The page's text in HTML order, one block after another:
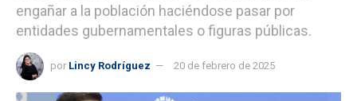
engañar a la población haciéndose pasar por
entidades gubernamentales o figuras públicas.
por Lincy Rodríguez 20 de febrero de 2025